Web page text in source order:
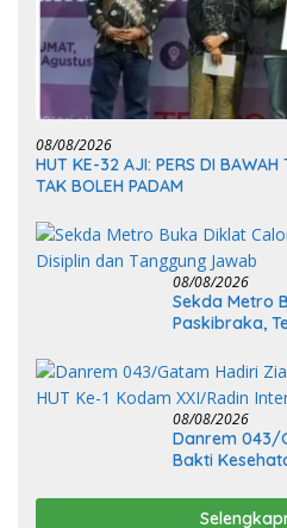
08/08/2026
HUT KE-32 AJI: PERS DI BAWAH
TAK BOLEH PADAM
08/08/2026
Sekda Metro
Paskibraka,
08/08/2026
Danrem 043/
Bakti